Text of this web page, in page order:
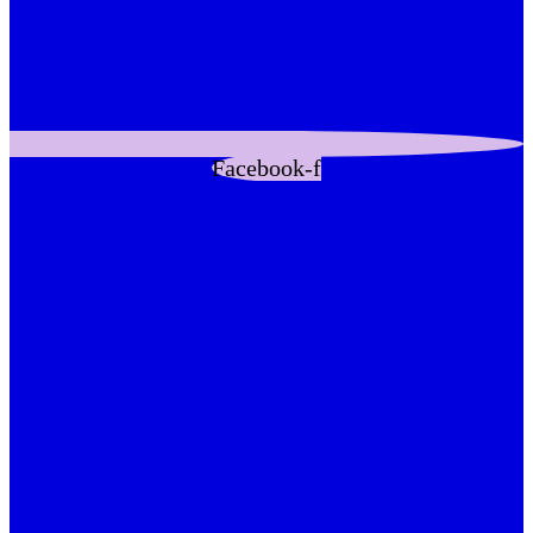
Facebook-f